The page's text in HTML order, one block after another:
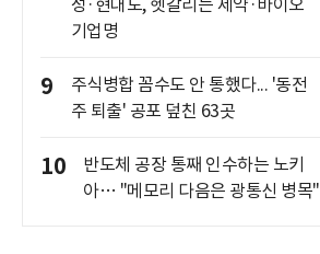
성·현대도, 헷갈리는 제약·바이오
기업명
9
주식병합 꼼수도 안 통했다... '동전
주 퇴출' 공포 덮친 63곳
10
반도체 공장 통째 인수하는 노키
아… "메모리 다음은 광통신 병목"